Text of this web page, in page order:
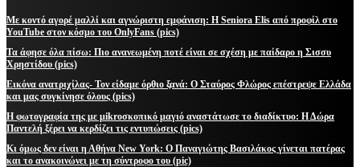
Με κοντό αγορέ μαλλί και αγνώριστη εμφάνιση: Η Seniora Elis από προφίλ στο
YouTube στον κόσμο του OnlyFans (pics)
Τα άφησε όλα πίσω: Πιο ανανεωμένη ποτέ είναι σε σχέση με παίδαρο η Σισσυ
Χρηστίδου (pics)
Εικόνα ανατριχίλας- Τον είδαμε όρθιο ξανά: Ο Σταύρος Φλώρος επέστρεψε Ελλάδα
και μας συγκίνησε όλους (pics)
Η φωτογραφία της με μikroσκοπικό μαγιό αναστάτωσε το διαδίκτυο: Η Δώρα
Παντελή ξέρει να κερδίζει τις εντυπώσεις (pics)
Κι όμως δεν είναι η Αθήνα New York: Ο Παναγιώτης Βασιλάκος γίνεται πατέρας
και το ανακοινώνει με τη σύντροφο του (pic)